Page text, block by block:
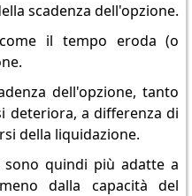
scadenza dell'opzione.
il tempo eroda (o
dell'opzione, tanto
deteriora, a differenza di
della liquidazione.
quindi più adatte a
dalla capacità del